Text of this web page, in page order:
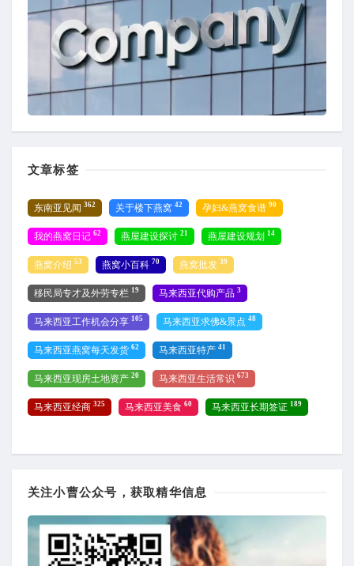
文章标签
东南亚见闻 362 关于楼下燕窝 42 孕妇&燕窝食谱 90
我的燕窝日记 62 燕屋建设探讨 21 燕屋建设规划 14
燕窝介绍 53 燕窝小百科 70 燕窝批发 39
移民局专才及外劳专栏 19 马来西亚代购产品 3
马来西亚工作机会分享 105 马来西亚求佛&景点 48
马来西亚燕窝每天发货 62 马来西亚特产 41
马来西亚现房土地资产 20 马来西亚生活常识 673
马来西亚经商 325 马来西亚美食 60 马来西亚长期签证 189
关注小曹公众号，获取精华信息